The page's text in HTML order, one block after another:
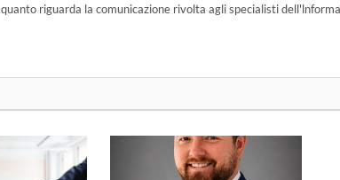
quanto riguarda la comunicazione rivolta agli specialisti